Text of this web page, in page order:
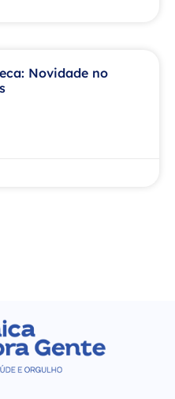
Novidade no